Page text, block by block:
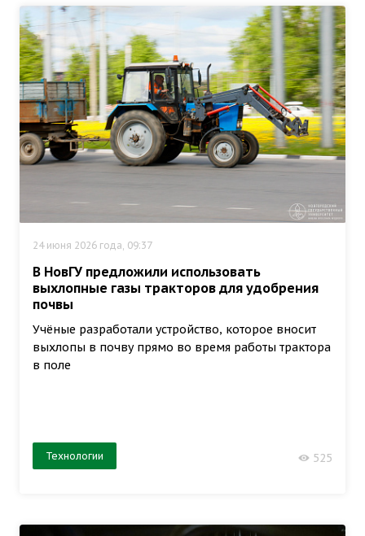
24 июня 2026 года, 09:37
В НовГУ предложили использовать
выхлопные газы тракторов для удобрения
почвы
Учёные разработали устройство, которое вносит
выхлопы в почву прямо во время работы трактора
в поле
Технологии 525